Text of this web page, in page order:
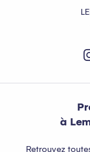
à
Retrouvez